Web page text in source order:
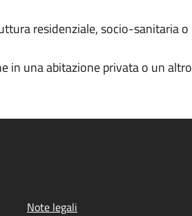
residenziale, socio-sanitaria o
in una abitazione privata o un altro
Note legali